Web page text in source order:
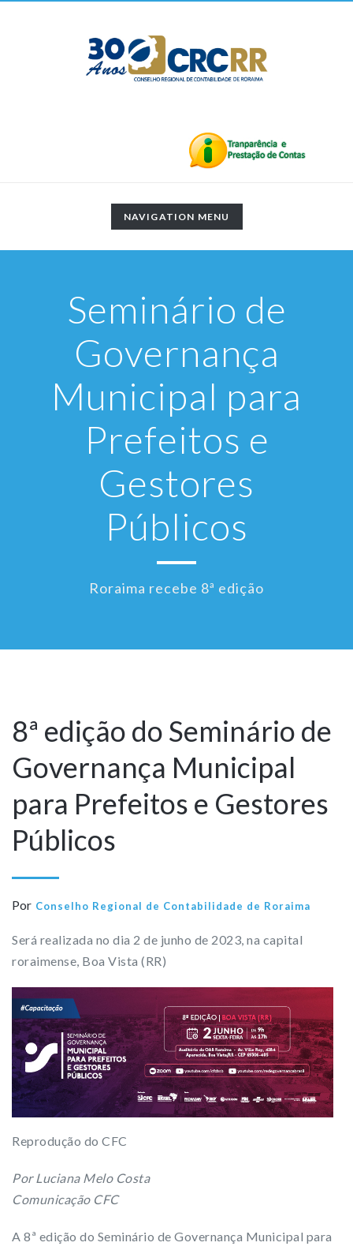
TOGGLE
NAVIGATION
NAVIGATION MENU
Seminário de
Governança
Municipal para
Prefeitos e
Gestores
Públicos
Roraima recebe 8ª edição
8ª edição do Seminário de
Governança Municipal
para Prefeitos e Gestores
Públicos
Por Conselho Regional de Contabilidade de Roraima
Será realizada no dia 2 de junho de 2023, na capital
roraimense, Boa Vista (RR)
Reprodução do CFC
Por Luciana Melo Costa
Comunicação CFC
A 8ª edição do Seminário de Governança Municipal para